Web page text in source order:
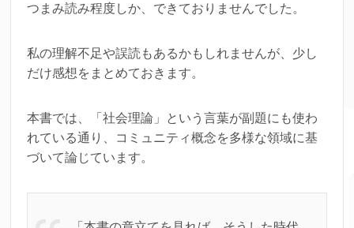
つまみ読み程度しか、できておりませんでした。
私の理解不足や誤読もあるかもしれませんが、少し
だけ感想をまとめておきます。
本書では、「社会理論」という言葉が副題にも使わ
れている通り、コミュニティ概念を多様な領域に基
づいて論じています。